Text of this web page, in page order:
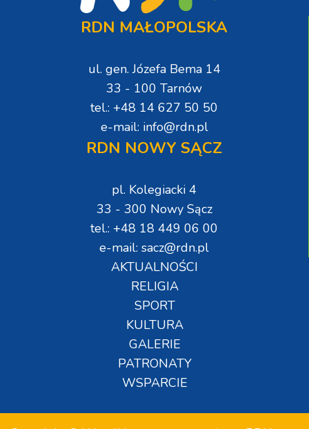
RDN MAŁOPOLSKA
ul. gen. Józefa Bema 14
33 - 100 Tarnów
tel.: +48 14 627 50 50
e-mail: info@rdn.pl
RDN NOWY SĄCZ
pl. Kolegiacki 4
33 - 300 Nowy Sącz
tel.: +48 18 449 06 00
e-mail: sacz@rdn.pl
AKTUALNOŚCI
RELIGIA
SPORT
KULTURA
GALERIE
PATRONATY
WSPARCIE